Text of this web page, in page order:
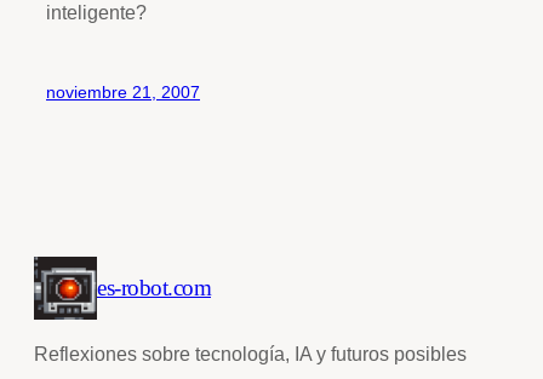
inteligente?
noviembre 21, 2007
es-robot.com
Reflexiones sobre tecnología, IA y futuros posibles